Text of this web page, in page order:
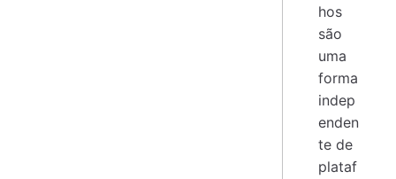
hos
são
uma
forma
indep
enden
te de
plataf